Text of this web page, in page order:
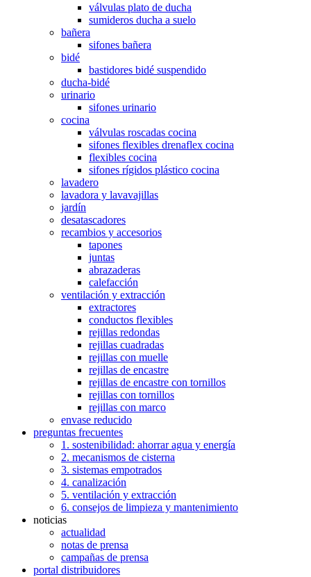
válvulas plato de ducha
sumideros ducha a suelo
bañera
sifones bañera
bidé
bastidores bidé suspendido
ducha-bidé
urinario
sifones urinario
cocina
válvulas roscadas cocina
sifones flexibles drenaflex cocina
flexibles cocina
sifones rígidos plástico cocina
lavadero
lavadora y lavavajillas
jardín
desatascadores
recambios y accesorios
tapones
juntas
abrazaderas
calefacción
ventilación y extracción
extractores
conductos flexibles
rejillas redondas
rejillas cuadradas
rejillas con muelle
rejillas de encastre
rejillas de encastre con tornillos
rejillas con tornillos
rejillas con marco
envase reducido
preguntas frecuentes
1. sostenibilidad: ahorrar agua y energía
2. mecanismos de cisterna
3. sistemas empotrados
4. canalización
5. ventilación y extracción
6. consejos de limpieza y mantenimiento
noticias
actualidad
notas de prensa
campañas de prensa
portal distribuidores